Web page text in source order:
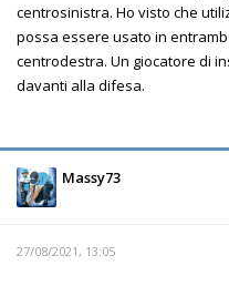
centrosinistra. Ho visto che
possa essere usato in
centrodestra. Un giocatore di
davanti alla difesa.
Massy73
27/08/2021, 13:05